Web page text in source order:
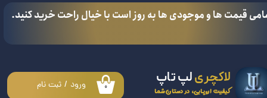
لاکچریلپ تاپ
کیفیت اروپایی، در دستان شما ۰ ورود / ثبت نام
حساب کاربری من
سفارشات
قیمت ها و موجودی ها به روز است با خیال راحت خرید کنید.